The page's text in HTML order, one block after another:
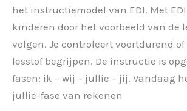
het instructiemodel van EDI. Met
kinderen door het voorbeeld van de
volgen. Je controleert voortdurend
lesstof begrijpen. De instructie is
fasen: ik – wij – jullie – jij. Vandaag
jullie-fase van rekenen